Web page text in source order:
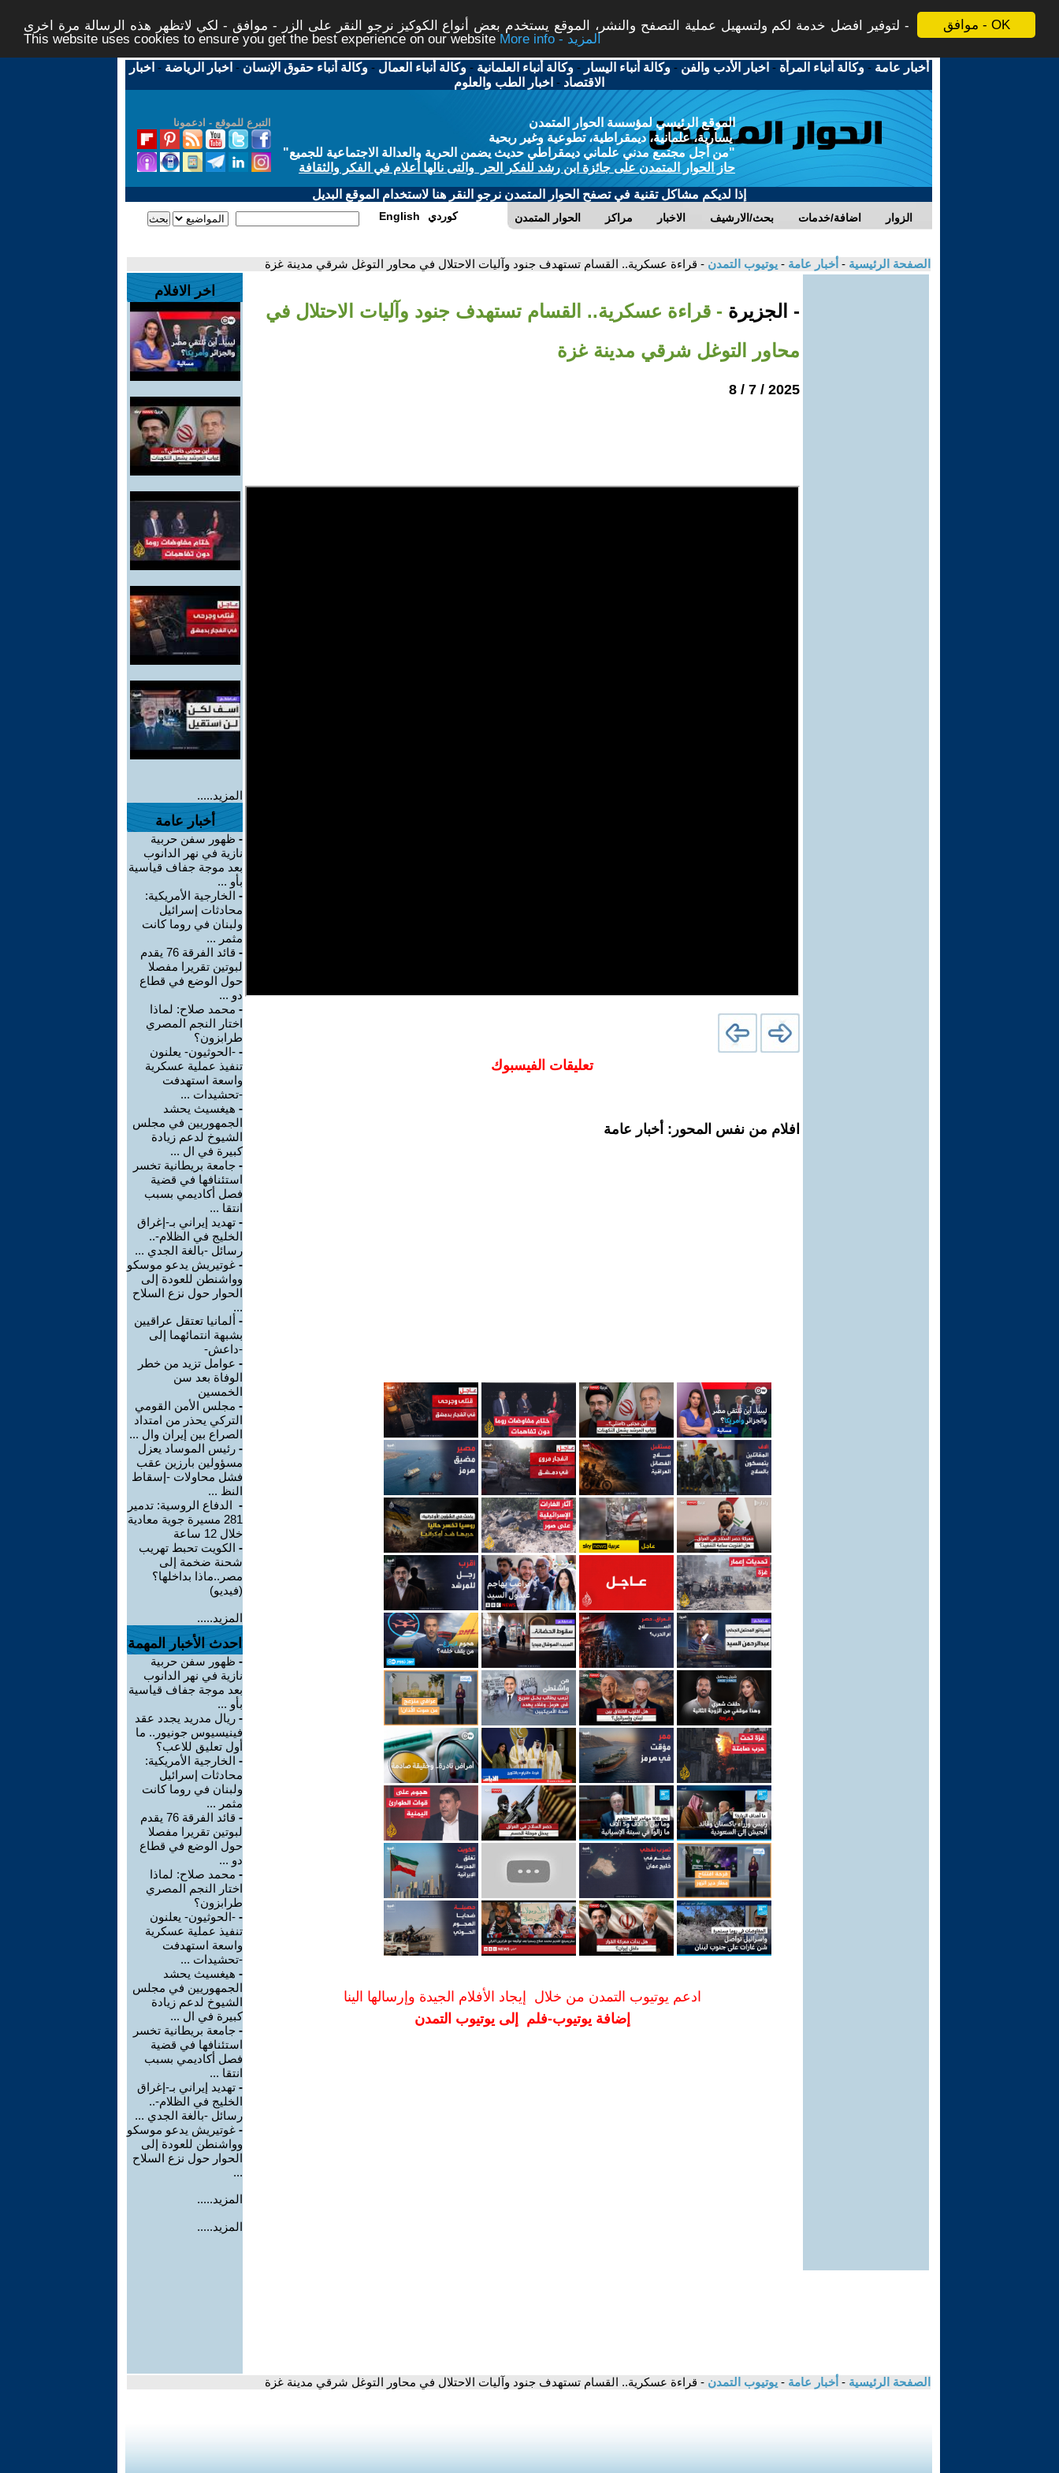
موافق - OK
لتوفير افضل خدمة لكم ولتسهيل عملية التصفح والنشر، الموقع يستخدم بعض أنواع الكوكيز نرجو النقر على الزر - موافق - لكي لاتظهر هذه الرسالة مرة اخرى -
This website uses cookies to ensure you get the best experience on our website
More info - المزيد
أخبار عامة -وكالة أنباء المرأة - اخبار الأدب والفن -وكالة أنباء اليسار -وكالة أنباء العلمانية -وكالة أنباء العمال -وكالة أنباء حقوق الإنسان - اخبار الرياضة - اخبار
الاقتصاد - اخبار الطب والعلوم
التبرع للموقع - ادعمونا
الموقع الرئيسي لمؤسسة الحوار المتمدن
يسارية، علمانية، ديمقراطية، تطوعية وغير ربحية
"من أجل مجتمع مدني علماني ديمقراطي حديث يضمن الحرية والعدالة الاجتماعية للجميع"
حاز الحوار المتمدن على جائزة ابن رشد للفكر الحر والتى نالها أعلام في الفكر والثقافة
إذا لديكم مشاكل تقنية في تصفح الحوار المتمدن نرجو النقر هنا لاستخدام الموقع البديل
الحوار المتمدن مراكز الاخبار بحث/الارشيف اضافة/خدمات الزوار English كوردي
الصفحة الرئيسية - أخبار عامة - يوتيوب التمدن - قراءة عسكرية.. القسام تستهدف جنود وآليات الاحتلال في محاور التوغل شرقي مدينة غزة
- الجزيرة - قراءة عسكرية.. القسام تستهدف جنود وآليات الاحتلال في
محاور التوغل شرقي مدينة غزة
2025 / 7 / 8
تعليقات الفيسبوك
افلام من نفس المحور: أخبار عامة
ادعم يوتيوب التمدن من خلال إيجاد الأفلام الجيدة وإرسالها الينا
إضافة يوتيوب-فلم إلى يوتيوب التمدن
اخر الافلام
المزيد.....
أخبار عامة
- ظهور سفن حربية
نازية في نهر الدانوب
بعد موجة جفاف قياسية
بأو ...
- الخارجية الأمريكية:
محادثات إسرائيل
ولبنان في روما كانت
مثمر ...
-
قائد الفرقة 76 يقدم
لبوتين تقريرا مفصلا
حول الوضع في قطاع
دو ...
- محمد صلاح: لماذا
اختار النجم المصري
طرابزون؟
- -الحوثيون- يعلنون
تنفيذ عملية عسكرية
واسعة استهدفت
-تحشيدات ...
- هيغسيث يحشد
الجمهوريين في مجلس
الشيوخ لدعم زيادة
كبيرة في ال ...
- جامعة بريطانية تخسر
استئنافها في قضية
فصل أكاديمي بسبب
انتقا ...
- تهديد إيراني بـ-إغراق
الخليج في الظلام-..
رسائل -بالغة الجدي ...
- غوتيريش يدعو موسكو
وواشنطن للعودة إلى
الحوار حول نزع السلاح
...
- ألمانيا تعتقل عراقيين
بشبهة انتمائهما إلى
-داعش-
- عوامل تزيد من خطر
الوفاة بعد سن
الخمسين
- مجلس الأمن القومي
التركي يحذر من امتداد
الصراع بين إيران وال ...
- رئيس الموساد يعزل
مسؤولين بارزين عقب
فشل محاولات -إسقاط
النظ ...
- الدفاع الروسية: تدمير
281 مسيرة جوية معادية
خلال 12 ساعة
- الكويت تحبط تهريب
شحنة ضخمة إلى
مصر..ماذا بداخلها؟
(فيديو)
المزيد.....
احدث الأخبار المهمة
- ظهور سفن حربية
نازية في نهر الدانوب
بعد موجة جفاف قياسية
بأو ...
- ريال مدريد يجدد عقد
فينيسيوس جونيور.. ما
أول تعليق للاعب؟
- الخارجية الأمريكية:
محادثات إسرائيل
ولبنان في روما كانت
مثمر ...
-
قائد الفرقة 76 يقدم
لبوتين تقريرا مفصلا
حول الوضع في قطاع
دو ...
- محمد صلاح: لماذا
اختار النجم المصري
طرابزون؟
- -الحوثيون- يعلنون
تنفيذ عملية عسكرية
واسعة استهدفت
-تحشيدات ...
- هيغسيث يحشد
الجمهوريين في مجلس
الشيوخ لدعم زيادة
كبيرة في ال ...
- جامعة بريطانية تخسر
استئنافها في قضية
فصل أكاديمي بسبب
انتقا ...
- تهديد إيراني بـ-إغراق
الخليج في الظلام-..
رسائل -بالغة الجدي ...
- غوتيريش يدعو موسكو
وواشنطن للعودة إلى
الحوار حول نزع السلاح
...
المزيد.....
المزيد.....
الصفحة الرئيسية - أخبار عامة - يوتيوب التمدن - قراءة عسكرية.. القسام تستهدف جنود وآليات الاحتلال في محاور التوغل شرقي مدينة غزة